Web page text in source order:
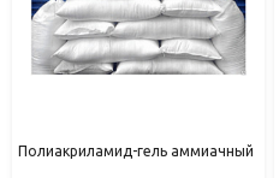
Полиакриламид-гель аммиачный